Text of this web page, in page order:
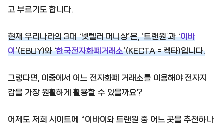
고 부르기도 합니다.
현재 우리나라의 3대 ‘넷텔러 머니상’은, ‘트랜원’과 ‘이바
이’(EBUY)와 ‘한국전자화폐거래소’(KECTA = 켁타)입니다.
그렇다면, 이중에서 어느 전자화폐 거래소를 이용해야 전자지
갑을 가장 원활하게 활용할 수 있을까요?
어제도 저희 사이트에 “이바이와 트랜원 중 어느 곳을 추천하나